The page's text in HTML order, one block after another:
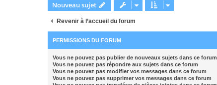
Nouveau sujet
Revenir à l’accueil du forum
PERMISSIONS DU FORUM
Vous ne pouvez pas publier de nouveaux sujets dans ce forum
Vous ne pouvez pas répondre aux sujets dans ce forum
Vous ne pouvez pas modifier vos messages dans ce forum
Vous ne pouvez pas supprimer vos messages dans ce forum